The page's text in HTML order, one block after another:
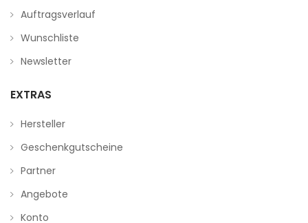
Auftragsverlauf
Wunschliste
Newsletter
EXTRAS
Hersteller
Geschenkgutscheine
Partner
Angebote
Konto